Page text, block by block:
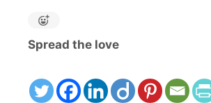
Spread the love